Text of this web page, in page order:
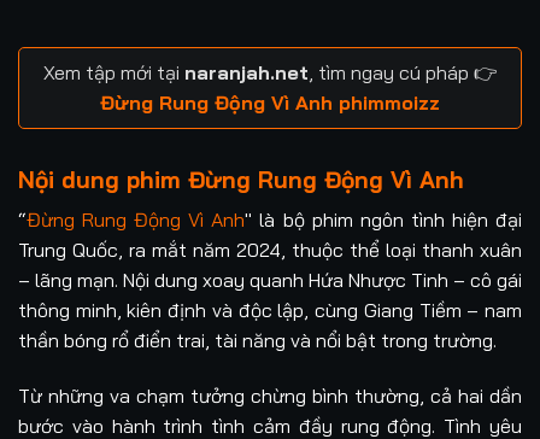
Tập 17 Tập 18 Tập 19 Tập 20
Tập 21 Tập 22 Tập 23 Tập 24
Xem tập mới tại naranjah.net , tìm ngay cú pháp 👉
Đừng Rung Động Vì Anh phimmoizz
Nội dung phim Đừng Rung Động Vì Anh
“Đừng Rung Động Vì Anh" là bộ phim ngôn tình hiện đại
Trung Quốc, ra mắt năm 2024, thuộc thể loại thanh xuân
– lãng mạn. Nội dung xoay quanh Hứa Nhược Tinh – cô gái
thông minh, kiên định và độc lập, cùng Giang Tiềm – nam
thần bóng rổ điển trai, tài năng và nổi bật trong trường.
Từ những va chạm tưởng chừng bình thường, cả hai dần
bước vào hành trình tình cảm đầy rung động. Tình yêu